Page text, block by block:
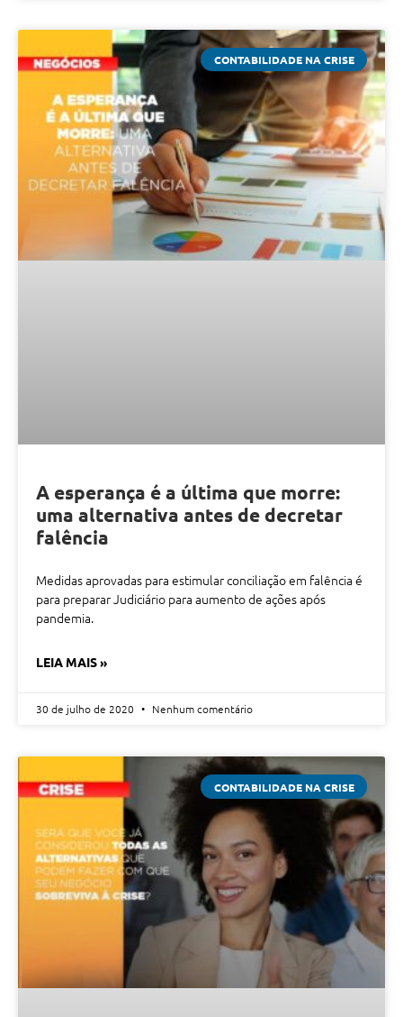
CONTABILIDADE NA CRISE
A esperança é a última que morre:
uma alternativa antes de decretar
falência
Medidas aprovadas para estimular conciliação em falência é
para preparar Judiciário para aumento de ações após
pandemia.
LEIA MAIS »
30 de julho de 2020 Nenhum comentário
CONTABILIDADE NA CRISE